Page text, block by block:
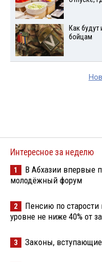
Как будут
бойцам
Интересное за неделю
1
В Абхазии впервые
молодёжный форум
2
Пенсию по
уровне не ниже 40% от
3 Законы, вступающие